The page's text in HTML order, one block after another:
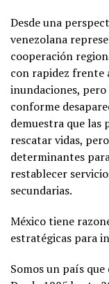
Desde una
venezolana
cooperación
con rapidez frente
inundaciones,
conforme
demuestra que las
rescatar vidas,
determinantes
restablecer
secundarias.
México tiene
estratégicas para
Somos un país